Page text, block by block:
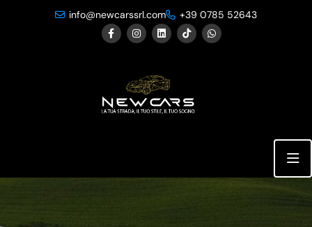
info@newcarssrl.com +39 0785 52643